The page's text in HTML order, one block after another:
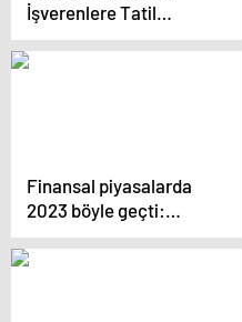
İşverenlere Tatil
Teşvikleri Verilmeli
Finansal piyasalarda
2023 böyle geçti:
Ocak-Şubat-Mart